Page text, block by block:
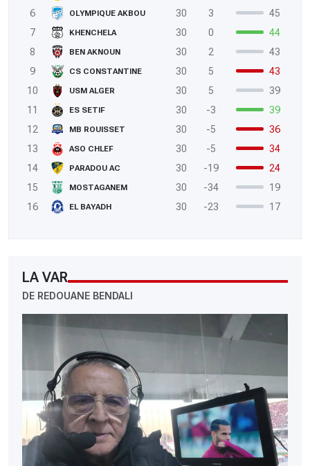
6
OLYMPIQUE AKBOU 30 3
45
7
KHENCHELA 30 0
44
8
BEN AKNOUN 30 2
43
9
CS CONSTANTINE 30 5
43
10
USM ALGER 30 5
39
11
ES SETIF 30 -3
39
12
MB ROUISSET 30 -5
36
13
ASO CHLEF 30 -5
34
14
PARADOU AC 30 -19
24
15
MOSTAGANEM 30 -34
19
16
EL BAYADH 30 -23 17
LA VAR
DE REDOUANE BENDALI